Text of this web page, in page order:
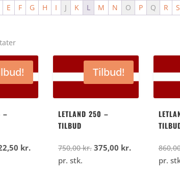
E F G H I J K L M N O P Q R S
–
kr.
aktuelle
Tilbud!
LETLAND 250 –
TILBUD
750,00kr. Den
375,00 kr.Den
aktuelle
pr. stk. pr.